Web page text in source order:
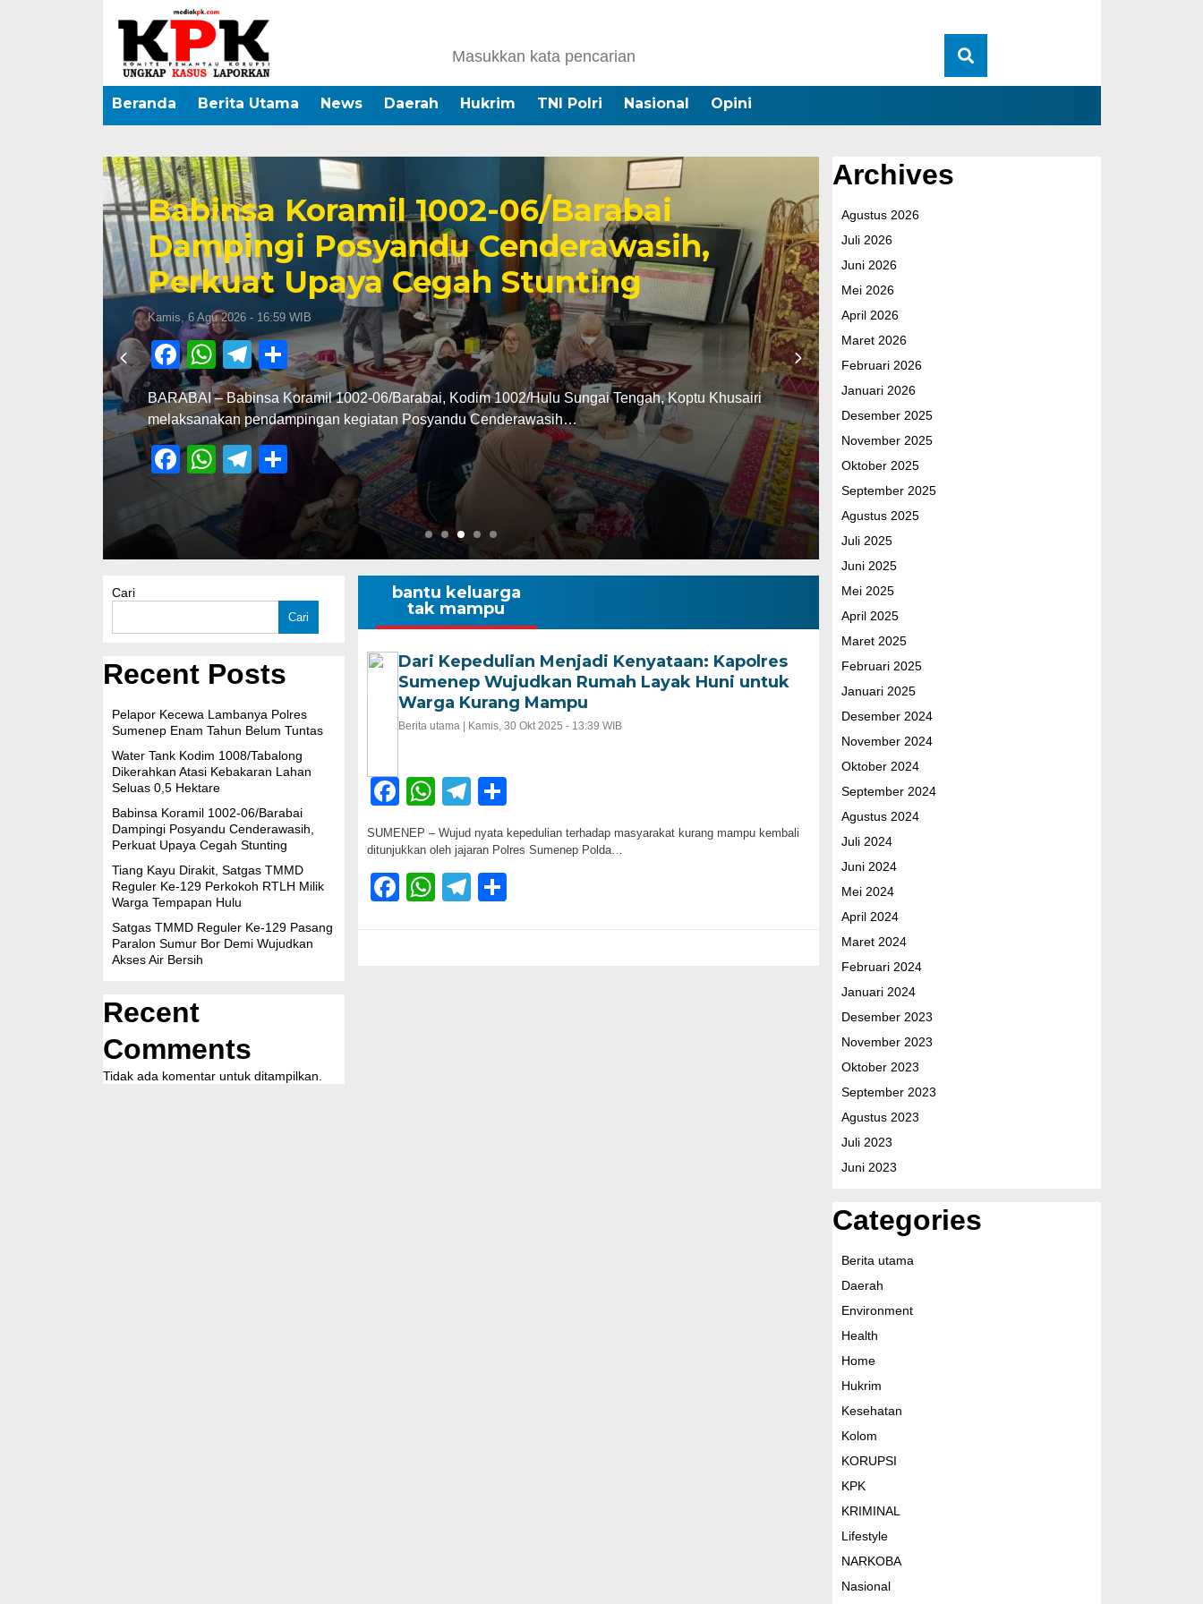
Beranda Berita Utama News Daerah Hukrim TNI Polri Nasional Opini
Babinsa Koramil 1002-06/Barabai
Dampingi Posyandu Cenderawasih,
Perkuat Upaya Cegah Stunting
Kamis, 6 Agu 2026 - 16:59 WIB
Facebook
WhatsApp
Telegram
Share
BARABAI – Babinsa Koramil 1002-06/Barabai, Kodim 1002/Hulu Sungai Tengah, Koptu Khusairi
melaksanakan pendampingan kegiatan Posyandu Cenderawasih…
Facebook
WhatsApp
Telegram
Share
Tiang Kayu Dirakit,
Reguler Ke-129
Warga Tempapan
Kamis, 6 Agu 2026 - 16:22 WIB
Facebook
Tempapan Hulu – Satgas TMMD Reguler Ke-129
pembangunan Rumah Tidak Layak Huni…
Facebook
Cari
Cari
Recent Posts
Pelapor Kecewa Lambanya Polres
Sumenep Enam Tahun Belum Tuntas
Water Tank Kodim 1008/Tabalong
Dikerahkan Atasi Kebakaran Lahan
Seluas 0,5 Hektare
Babinsa Koramil 1002-06/Barabai
Dampingi Posyandu Cenderawasih,
Perkuat Upaya Cegah Stunting
Tiang Kayu Dirakit, Satgas TMMD
Reguler Ke-129 Perkokoh RTLH Milik
Warga Tempapan Hulu
Satgas TMMD Reguler Ke-129 Pasang
Paralon Sumur Bor Demi Wujudkan
Akses Air Bersih
Recent
Comments
Tidak ada komentar untuk ditampilkan.
bantu keluarga
tak mampu
Dari Kepedulian Menjadi Kenyataan: Kapolres
Sumenep Wujudkan Rumah Layak Huni untuk
Warga Kurang Mampu
Berita utama | Kamis, 30 Okt 2025 - 13:39 WIB
Facebook
WhatsApp
Telegram
SUMENEP – Wujud nyata kepedulian terhadap masyarakat kurang mampu kembali
ditunjukkan oleh jajaran Polres Sumenep Polda…
Facebook
WhatsApp
Telegram
Archives
Agustus 2026
Juli 2026
Juni 2026
Mei 2026
April 2026
Maret 2026
Februari 2026
Januari 2026
Desember 2025
November 2025
Oktober 2025
September 2025
Agustus 2025
Juli 2025
Juni 2025
Mei 2025
April 2025
Maret 2025
Februari 2025
Januari 2025
Desember 2024
November 2024
Oktober 2024
September 2024
Agustus 2024
Juli 2024
Juni 2024
Mei 2024
April 2024
Maret 2024
Februari 2024
Januari 2024
Desember 2023
November 2023
Oktober 2023
September 2023
Agustus 2023
Juli 2023
Juni 2023
Categories
Berita utama
Daerah
Environment
Health
Home
Hukrim
Kesehatan
Kolom
KORUPSI
KPK
KRIMINAL
Lifestyle
NARKOBA
Nasional